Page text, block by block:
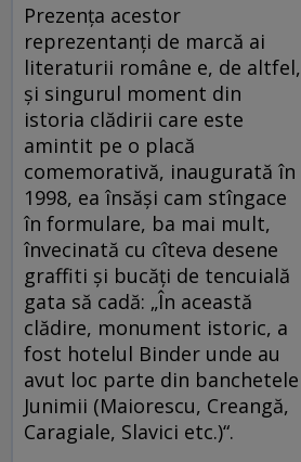
Prezenţa acestor
reprezentanţi de marcă ai
literaturii române e, de altfel,
şi singurul moment din
istoria clădirii care este
amintit pe o placă
comemorativă, inaugurată în
1998, ea însăşi cam stîngace
în formulare, ba mai mult,
învecinată cu cîteva desene
graffiti şi bucăţi de tencuială
gata să cadă: „În această
clădire, monument istoric, a
fost hotelul Binder unde au
avut loc parte din banchetele
Junimii (Maiorescu, Creangă,
Caragiale, Slavici etc.)“.